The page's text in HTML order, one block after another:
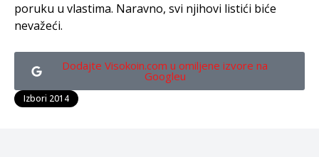
poruku u vlastima. Naravno, svi njihovi listići biće
nevažeći.
Dodajte Visokoin.com u omiljene izvore na
Googleu
Izbori 2014